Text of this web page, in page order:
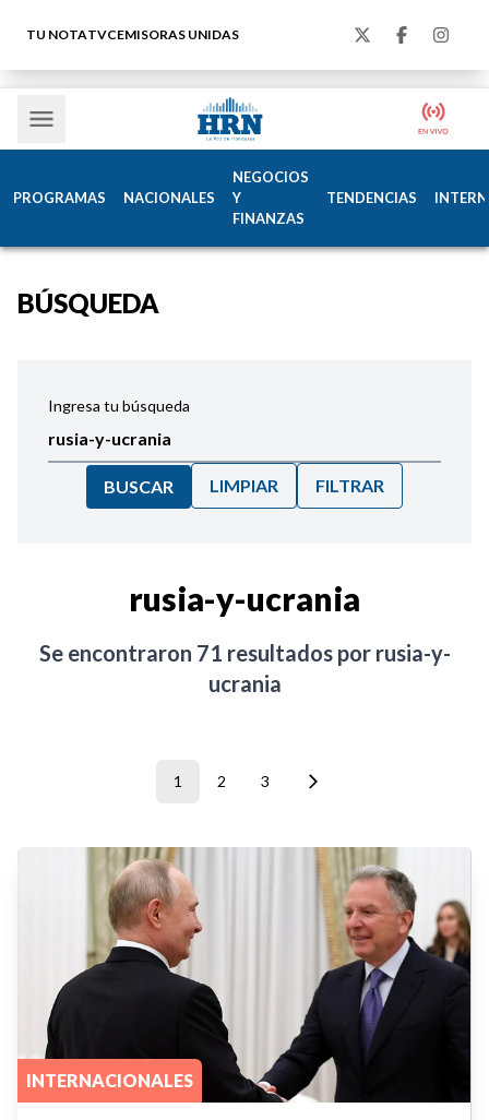
TU NOTATVCEMISORAS UNIDAS
PROGRAMAS NACIONALES
NEGOCIOS
Y
FINANZAS
TENDENCIAS
BÚSQUEDA
Ingresa tu búsqueda
BUSCAR LIMPIAR FILTRAR
rusia-y-ucrania
Se encontraron 71 resultados por rusia-y-
ucrania
1 2 3
INTERNACIONALES